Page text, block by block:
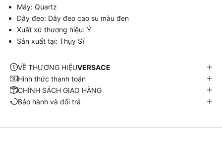
Máy: Quartz
Dây đeo: Dây đeo cao su màu đen
Xuất xứ thương hiệu: Ý
Sản xuất tại: Thụy Sĩ
VỀ THƯƠNG HIỆUVERSACE
Hình thức thanh toán
CHÍNH SÁCH GIAO HÀNG
Bảo hành và đổi trả